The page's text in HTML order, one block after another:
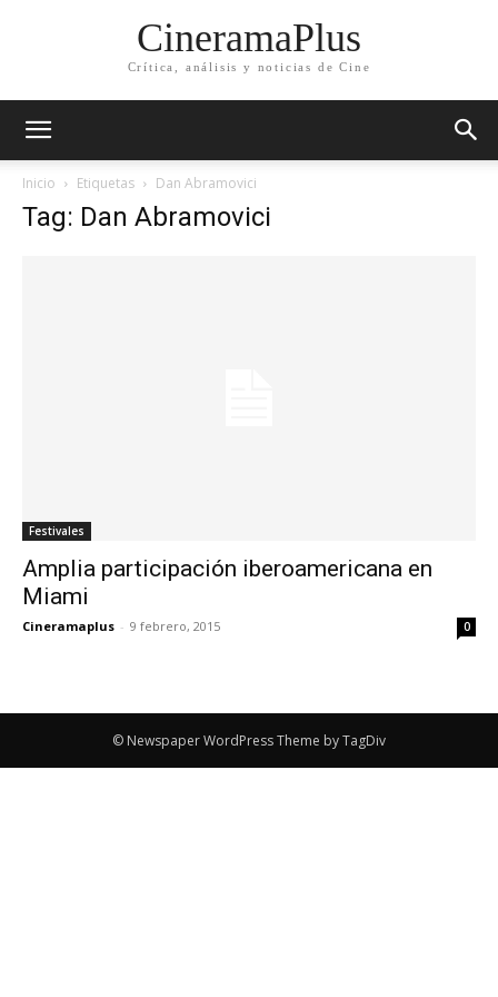
CineramaPlus
Crítica, análisis y noticias de Cine
Inicio Etiquetas Dan Abramovici
Tag: Dan Abramovici
Festivales
Amplia participación iberoamericana en
Miami
Cineramaplus - 9 febrero, 2015 0
© Newspaper WordPress Theme by TagDiv